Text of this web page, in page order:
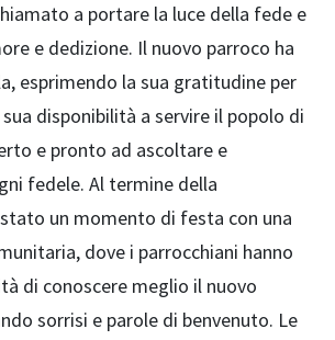
a portare la luce della fede e
e dedizione. Il nuovo parroco ha
esprimendo la sua gratitudine per
sua disponibilità a servire il popolo di
e pronto ad ascoltare e
fedele. Al termine della
stato un momento di festa con una
dove i parrocchiani hanno
di conoscere meglio il nuovo
sorrisi e parole di benvenuto. Le